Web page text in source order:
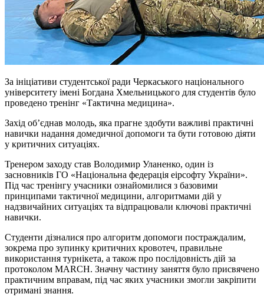
За ініціативи студентської ради Черкаського національного
університету імені Богдана Хмельницького для студентів було
проведено тренінг «Тактична медицина».
Захід об’єднав молодь, яка прагне здобути важливі практичні
навички надання домедичної допомоги та бути готовою діяти
у критичних ситуаціях.
Тренером заходу став Володимир Уланенко, один із
засновників ГО «Національна федерація еірсофту України».
Під час тренінгу учасники ознайомилися з базовими
принципами тактичної медицини, алгоритмами дій у
надзвичайних ситуаціях та відпрацювали ключові практичні
навички.
Студенти дізналися про алгоритм допомоги постраждалим,
зокрема про зупинку критичних кровотеч, правильне
використання турнікета, а також про послідовність дій за
протоколом MARCH. Значну частину заняття було присвячено
практичним вправам, під час яких учасники змогли закріпити
отримані знання.